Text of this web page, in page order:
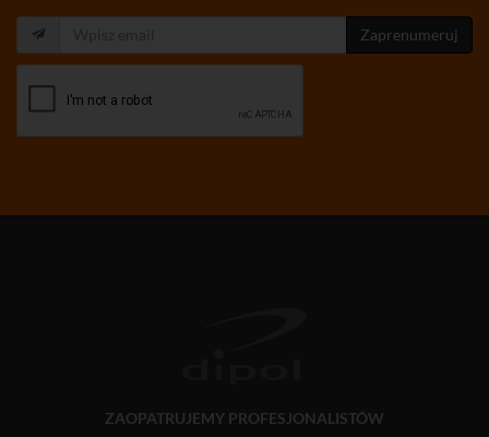
Zaprenumeruj
ZAOPATRUJEMY PROFESJONALISTÓW